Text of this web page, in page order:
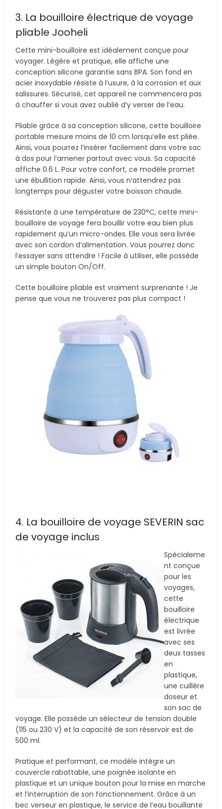
3. La bouilloire électrique de voyage
pliable Jooheli
Cette mini-bouilloire est idéalement conçue pour
voyager. Légère et pratique, elle affiche une
conception silicone garantie sans BPA. Son fond en
acier inoxydable résiste à l’usure, à la corrosion et aux
salissures. Sécurisé, cet appareil ne commencera pas
à chauffer si vous avez oublié d’y verser de l’eau.
Pliable grâce à sa conception silicone, cette bouilloire
portable mesure moins de 10 cm lorsqu’elle est pliée.
Ainsi, vous pourrez l’insérer facilement dans votre sac
à dos pour l’amener partout avec vous. Sa capacité
affiche 0.6 L. Pour votre confort, ce modèle promet
une ébullition rapide. Ainsi, vous n’attendrez pas
longtemps pour déguster votre boisson chaude.
Résistante à une température de 230°C, cette mini-
bouilloire de voyage fera bouillir votre eau bien plus
rapidement qu’un micro-ondes. Elle vous sera livrée
avec son cordon d’alimentation. Vous pourrez donc
l’essayer sans attendre ! Facile à utiliser, elle possède
un simple bouton On/Off.
Cette bouilloire pliable est vraiment surprenante ! Je
pense que vous ne trouverez pas plus compact !
4. La bouilloire de voyage SEVERIN sac
de voyage inclus
Spécialeme
nt conçue
pour les
voyages,
cette
bouilloire
électrique
est livrée
avec ses
deux tasses
en
plastique,
une cuillère
doseur et
son sac de
voyage. Elle possède un sélecteur de tension double
(115 ou 230 V) et la capacité de son réservoir est de
500 ml.
Pratique et performant, ce modèle intègre un
couvercle rabattable, une poignée isolante en
plastique et un unique bouton pour la mise en marche
et l’interruption de son fonctionnement. Grâce à un
bec verseur en plastique, le service de l’eau bouillante